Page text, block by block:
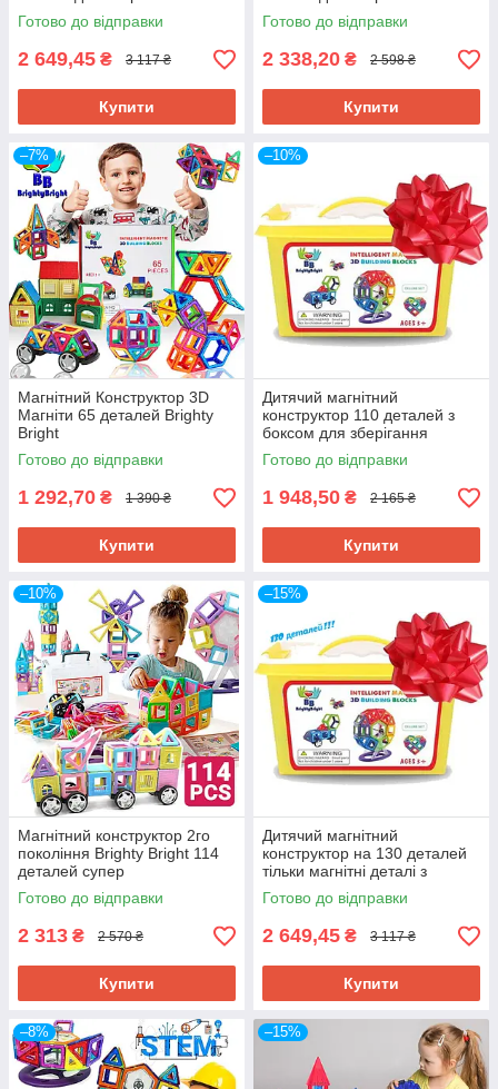
магніти Brighty Bright
Готово до відправки
2 649,45 ₴ 3 117 ₴
Купити
магніти Brighty Bright
Готово до відправки
2 338,20 ₴ 2 598 ₴
Купити
–7%
Магнітний Конструктор 3D
Магніти 65 деталей Brighty
Bright
Готово до відправки
1 292,70 ₴ 1 390 ₴
Купити
–10%
Дитячий магнітний
конструктор 110 деталей з
боксом для зберігання
BrightyBright 3D магніти
Готово до відправки
1 948,50 ₴ 2 165 ₴
Купити
–10%
Магнітний конструктор 2го
покоління Brighty Bright 114
деталей супер
вдосконалений магніт
Готово до відправки
2 313 ₴ 2 570 ₴
Купити
–15%
Дитячий магнітний
конструктор на 130 деталей
тільки магнітні деталі з
боксом для зберігання
Brighty Bright
Готово до відправки
2 649,45 ₴ 3 117 ₴
Купити
–8% –15%